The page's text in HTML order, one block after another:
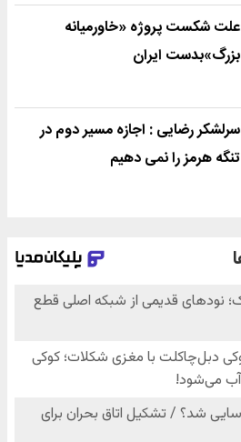
علت شکست پروژه «خاورمیانه
بزرگ»بدست ایران
سرلشکر رضایی : اجازه مسیر دوم در
تنگه هرمز را نمی دهیم